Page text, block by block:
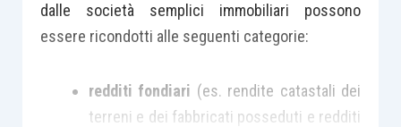
dalle società semplici immobiliari possono
essere ricondotti alle seguenti categorie:
redditi fondiari (es. rendite catastali dei
terreni e dei fabbricati posseduti e redditi